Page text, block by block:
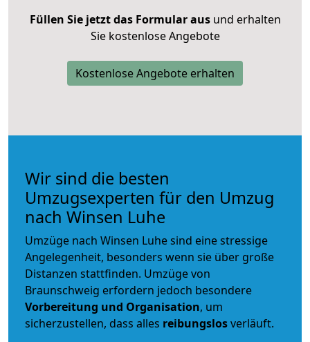
Füllen Sie jetzt das Formular ausund erhalten
Sie kostenlose Angebote
Kostenlose Angebote erhalten
Wir sind die besten
Umzugsexperten für den Umzug
nach Winsen Luhe
Umzüge nach Winsen Luhe sind eine stressige
Angelegenheit, besonders wenn sie über große
Distanzen stattfinden. Umzüge von
Braunschweig erfordern jedoch besondere
Vorbereitung und Organisation, um
sicherzustellen, dass alles reibungslosverläuft.